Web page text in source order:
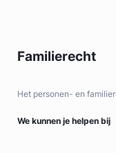
Familierecht
Het personen- en
We kunnen je helpen bij